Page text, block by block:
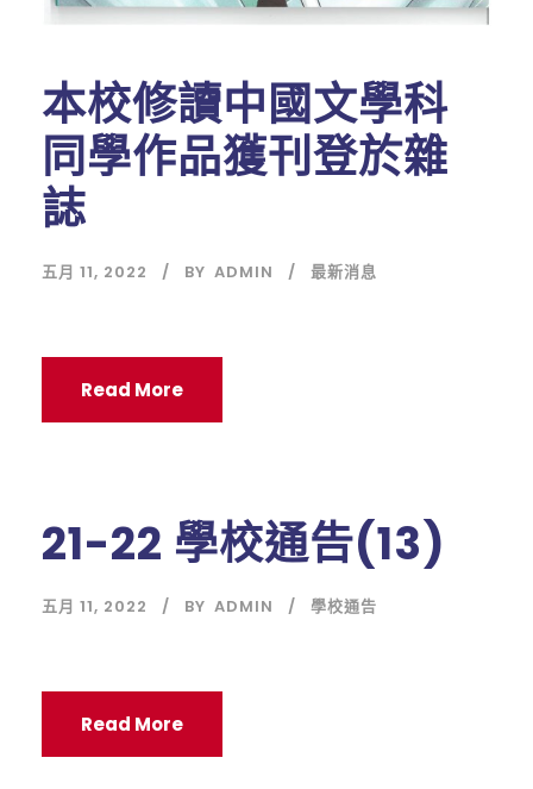
本校修讀中國文學科
同學作品獲刊登於雜
誌
五月 11, 2022 BY ADMIN 最新消息
Read More
21-22 學校通告(13)
五月 11, 2022 BY ADMIN 學校通告
Read More